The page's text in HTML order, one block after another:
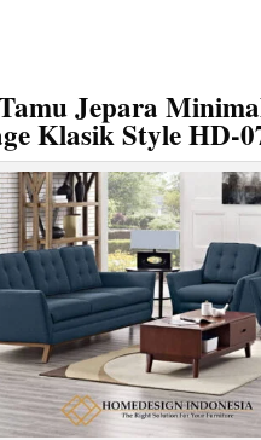
Jepara
Klasik Style HD-